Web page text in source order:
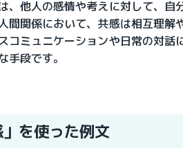
、他人の感情や考えに対して、
間関係において、共感は相互理解
コミュニケーションや日常の対
手段です。
」を使った例文